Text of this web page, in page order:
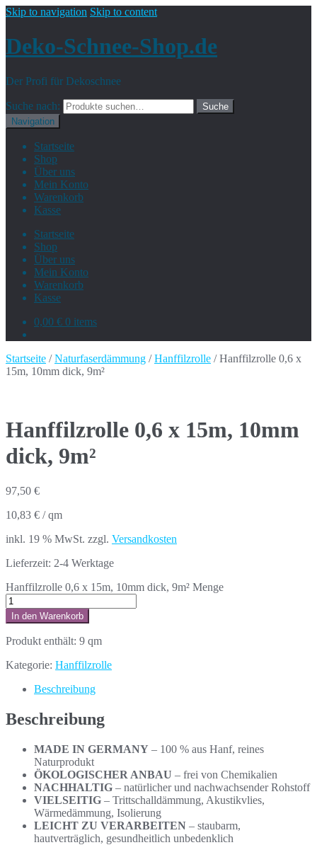
Skip to navigation Skip to content
Deko-Schnee-Shop.de
Der Profi für Dekoschnee
Suche nach:
Suche
Navigation
Startseite
Shop
Über uns
Mein Konto
Warenkorb
Kasse
Startseite
Shop
Über uns
Mein Konto
Warenkorb
Kasse
0,00 € 0 items
Startseite /Naturfaserdämmung /Hanffilzrolle / Hanffilzrolle 0,6 x
15m, 10mm dick, 9m²
Hanffilzrolle 0,6 x 15m, 10mm
dick, 9m²
97,50 €
10,83 € /qm
inkl. 19 % MwSt. zzgl. Versandkosten
Lieferzeit: 2-4 Werktage
Hanffilzrolle 0,6 x 15m, 10mm dick, 9m² Menge
In den Warenkorb
Produkt enthält: 9 qm
Kategorie: Hanffilzrolle
Beschreibung
Beschreibung
MADE IN GERMANY – 100 % aus Hanf, reines
Naturprodukt
ÖKOLOGISCHER ANBAU – frei von Chemikalien
NACHHALTIG – natürlicher und nachwachsender Rohstoff
VIELSEITIG – Trittschalldämmung, Akustikvlies,
Wärmedämmung, Isolierung
LEICHT ZU VERARBEITEN – staubarm,
hautverträglich, gesundheitlich unbedenklich